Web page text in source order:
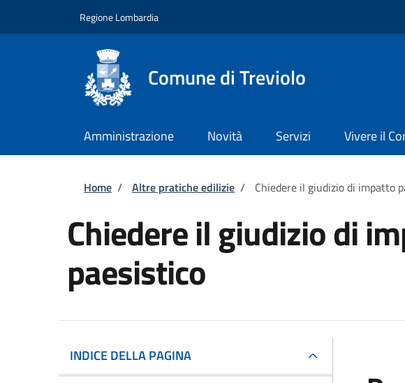
Regione Lombardia
Comune di Treviolo
Amministrazione Novità Servizi Vivere il
Briciole di pane
Home / Altre pratiche edilizie / Chiedere il giudizio di impatto
Chiedere il giudizio di
paesistico
INDICE DELLA PAGINA